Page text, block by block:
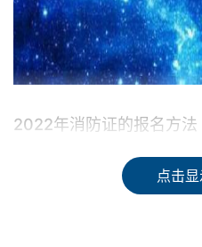
2022年消防证的报名方法
1、注册：在“人事考试网”
完，会弹出一个再次确认信
点击